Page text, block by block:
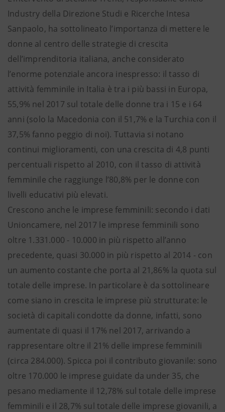
Industry della Direzione Studi e Ricerche Intesa
Sanpaolo, ha sottolineato l’importanza di mettere le
donne al centro delle strategie di crescita
dell’imprenditoria italiana, anche considerato
l’enorme potenziale ancora inespresso: il tasso di
attività femminile in Italia è tra i più bassi in Europa,
55,9% nel 2017 sul totale delle donne tra i 15 e i 64
anni (solo la Macedonia con il 51,7% e la Turchia con il
37,5% fanno peggio di noi). Tuttavia si notano
continui miglioramenti, con una crescita di 4,8 punti
percentuali rispetto al 2010, con il tasso di attività
femminile che raggiunge l’80,8% per le donne con
livelli educativi più elevati.
Crescono anche le imprese femminili: secondo i dati
Unioncamere, nel 2017 le imprese femminili sono
oltre 1.331.000 - 10.000 in più rispetto all’anno
precedente, quasi 30.000 in più rispetto al 2014 - con
un aumento costante che porta al 21,86% la quota sul
totale delle imprese. In particolare è da sottolineare
come siano in crescita le imprese più strutturate: le
società di capitali condotte da donne, infatti, sono
aumentate di quasi il 17% nel 2017, arrivando a
rappresentare oltre il 21% delle imprese femminili
(circa 284.000). Spicca poi il contributo giovanile: sono
oltre 170.000 le imprese guidate da under 35, che
pesano mediamente il 12,78% sul totale delle imprese
femminili e il 28,7% sul totale delle imprese giovanili, a